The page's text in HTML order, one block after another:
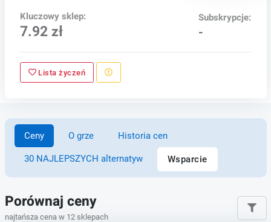
Kluczowy sklep:
7.92 zł
Subskrypcje:
-
Lista życzeń
Ceny O grze Historia cen
30 NAJLEPSZYCH alternatyw Wsparcie
Porównaj ceny
najtańsza cena w 12 sklepach